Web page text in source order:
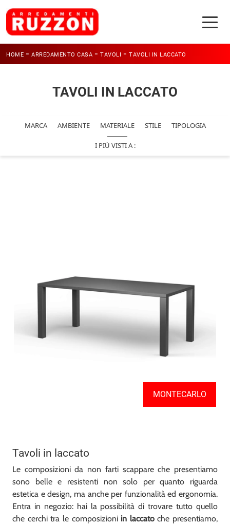
HOME - ARREDAMENTO CASA - TAVOLI - TAVOLI IN LACCATO
TAVOLI IN LACCATO
MARCA AMBIENTE MATERIALE STILE TIPOLOGIA
I PIÙ VISTI A :
MONTECARLO
Tavoli in laccato
Le composizioni da non farti scappare che presentiamo
sono belle e resistenti non solo per quanto riguarda
estetica e design, ma anche per funzionalità ed ergonomia.
Entra in negozio: hai la possibilità di trovare tutto quello
che cerchi tra le composizioni in laccatoche presentiamo,